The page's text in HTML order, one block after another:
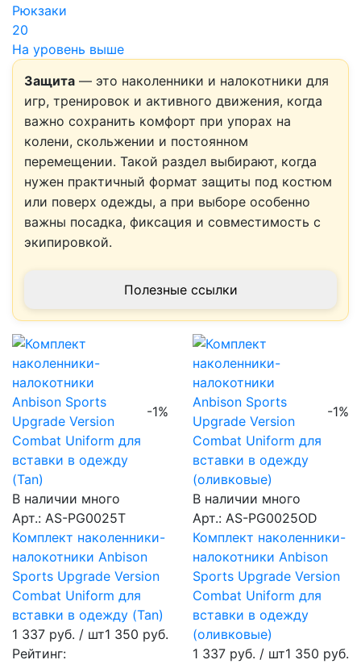
Рюкзаки
20
На уровень выше
Защита — это наколенники и налокотники для
игр, тренировок и активного движения, когда
важно сохранить комфорт при упорах на
колени, скольжении и постоянном
перемещении. Такой раздел выбирают, когда
нужен практичный формат защиты под костюм
или поверх одежды, а при выборе особенно
важны посадка, фиксация и совместимость с
экипировкой.
Полезные ссылки
-1%
В наличии много
Арт.: AS-PG0025T
Комплект наколенники-
налокотники Anbison
Sports Upgrade Version
Combat Uniform для
вставки в одежду (Tan)
1 337 руб. / шт1 350 руб.
Рейтинг:
-1%
В наличии много
Арт.: AS-PG0025OD
Комплект наколенники-
налокотники Anbison
Sports Upgrade Version
Combat Uniform для
вставки в одежду
(оливковые)
1 337 руб. / шт1 350 руб.